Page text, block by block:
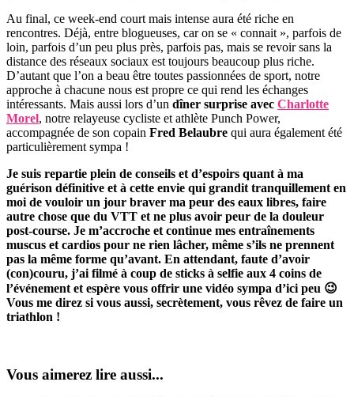
Au final, ce week-end court mais intense aura été riche en
rencontres. Déjà, entre blogueuses, car on se « connait », parfois de
loin, parfois d’un peu plus près, parfois pas, mais se revoir sans la
distance des réseaux sociaux est toujours beaucoup plus riche.
D’autant que l’on a beau être toutes passionnées de sport, notre
approche à chacune nous est propre ce qui rend les échanges
intéressants. Mais aussi lors d’un dîner surprise avec Charlotte
Morel, notre relayeuse cycliste et athlète Punch Power,
accompagnée de son copain Fred Belaubre qui aura également été
particulièrement sympa !
Je suis repartie plein de conseils et d’espoirs quant à ma
guérison définitive et à cette envie qui grandit tranquillement en
moi de vouloir un jour braver ma peur des eaux libres, faire
autre chose que du VTT et ne plus avoir peur de la douleur
post-course. Je m’accroche et continue mes entraînements
muscus et cardios pour ne rien lâcher, même s’ils ne prennent
pas la même forme qu’avant. En attendant, faute d’avoir
(con)couru, j’ai filmé à coup de sticks à selfie aux 4 coins de
l’événement et espère vous offrir une vidéo sympa d’ici peu 😉
Vous me direz si vous aussi, secrètement, vous rêvez de faire un
triathlon !
Vous aimerez lire aussi...